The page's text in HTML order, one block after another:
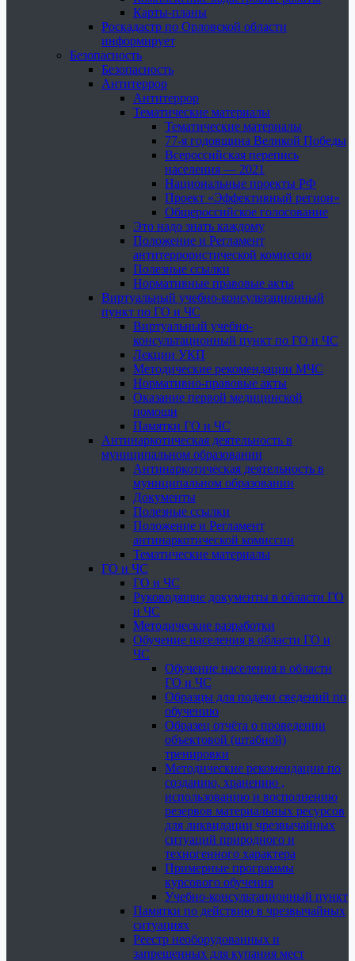
Карты-планы
Роскадастр по Орловской области
информирует
Безопасность
Безопасность
Антитеррор
Антитеррор
Тематические материалы
Тематические материалы
77-я годовщина Великой Победы
Всероссийская перепись
населения — 2021
Национальные проекты РФ
Проект «Эффективный регион»
Общероссийское голосование
Это надо знать каждому
Положение и Регламент
антитеррористической комиссии
Полезные ссылки
Нормативные правовые акты
Виртуальный учебно-консультационный
пункт по ГО и ЧС
Виртуальный учебно-
консультационный пункт по ГО и ЧС
Лекции УКП
Методические рекомендации МЧС
Нормативно-правовые акты
Оказание первой медицинской
помощи
Памятки ГО и ЧС
Антинаркотическая деятельность в
муниципальном образовании
Антинаркотическая деятельность в
муниципальном образовании
Документы
Полезные ссылки
Положение и Регламент
антинаркотической комиссии
Тематические материалы
ГО и ЧС
ГО и ЧС
Руководящие документы в области ГО
и ЧС
Методические разработки
Обучение населения в области ГО и
ЧС
Обучение населения в области
ГО и ЧС
Образцы для подачи сведений по
обучению
Образец отчёта о проведении
объектовой (штабной)
тренировки
Методические рекомендации по
созданию, хранению ,
использованию и восполнению
резервов материальных ресурсов
для ликвидации чрезвычайных
ситуаций природного и
техногенного характера
Примерные программы
курсового обучения
Учебно-консультационный пункт
Памятки по действию в чрезвычайных
ситуациях
Реестр необорудованных и
запрещенных для купания мест